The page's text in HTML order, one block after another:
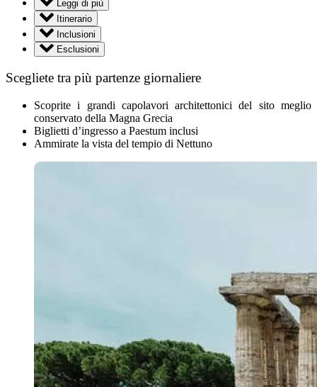
Leggi di più
Itinerario
Inclusioni
Esclusioni
Scegliete tra più partenze giornaliere
Scoprite i grandi capolavori architettonici del sito meglio
conservato della Magna Grecia
Biglietti d’ingresso a Paestum inclusi
Ammirate la vista del tempio di Nettuno